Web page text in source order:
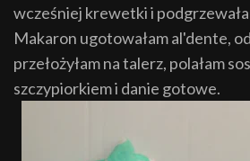
wcześniej krewetki i
Makaron ugotowałam al'dente,
przełożyłam na talerz, polałam
szczypiorkiem i danie gotowe.